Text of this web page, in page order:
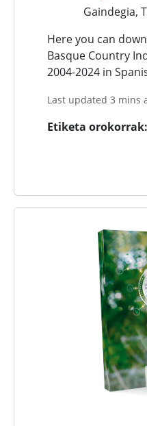
Gaindegia,
Here you can
Basque Country
2004-2024 in
Last updated 3 mins
Etiketa orokorrak